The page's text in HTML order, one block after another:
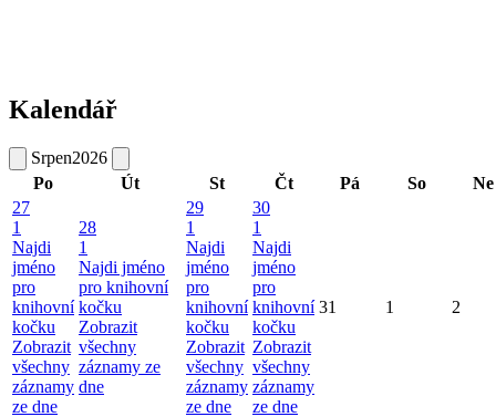
Kalendář
Srpen2026
Po
Út St Čt Pá So
Ne
27
1
Najdi
jméno
pro
knihovní
kočku
Zobrazit
všechny
záznamy
ze dne
28
1
Najdi jméno
pro knihovní
kočku
Zobrazit
všechny
záznamy ze
dne
29
1
Najdi
jméno
pro
knihovní
kočku
Zobrazit
všechny
záznamy
ze dne
30
1
Najdi
jméno
pro
knihovní
kočku
Zobrazit
všechny
záznamy
ze dne
31 1 2